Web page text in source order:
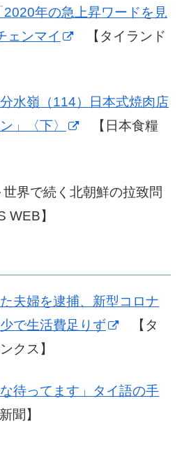
年の急上昇ワードを見
ェンマイ
【タイランド
水嶺（114）日本式焼肉店
」〈下〉
【日本食糧
界で続く北朝鮮の拉致問
】
夫婦を逮捕、新型コロナ
で生活費足りず
【タ
クス】
待ってます」タイ語の手
聞】